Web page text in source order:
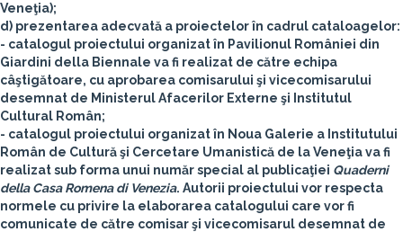
Veneţia);
d) prezentarea adecvată a proiectelor în cadrul cataloagelor:
- catalogul proiectului organizat în Pavilionul României din
Giardini della Biennale va fi realizat de către echipa
câştigătoare, cu aprobarea comisarului şi vicecomisarului
desemnat de Ministerul Afacerilor Externe şi Institutul
Cultural Român;
- catalogul proiectului organizat în Noua Galerie a Institutului
Român de Cultură şi Cercetare Umanistică de la Veneţia va fi
realizat sub forma unui număr special al publicaţiei Quaderni
della Casa Romena di Venezia. Autorii proiectului vor respecta
normele cu privire la elaborarea catalogului care vor fi
comunicate de către comisar şi vicecomisarul desemnat de